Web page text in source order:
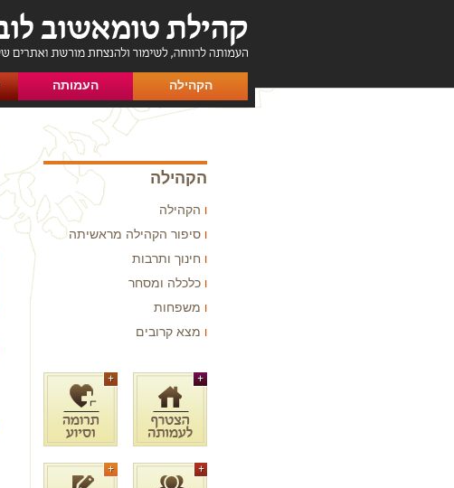
הקהילה העמותה
הקהילה
הקהילה
סיפור הקהילה מראשיתה
חינוך ותרבות
כלכלה ומסחר
משפחות
מצא קרובים